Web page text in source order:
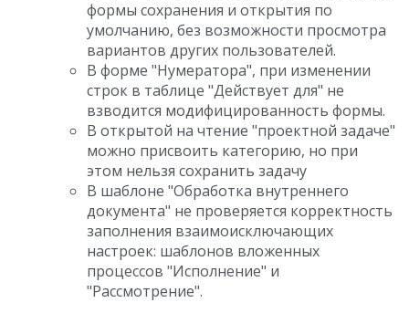
формы сохранения и открытия по
умолчанию, без возможности просмотра
вариантов других пользователей.
В форме "Нумератора", при изменении
строк в таблице "Действует для" не
взводится модифицированность формы.
В открытой на чтение "проектной задаче"
можно присвоить категорию, но при
этом нельзя сохранить задачу
В шаблоне "Обработка внутреннего
документа" не проверяется корректность
заполнения взаимоисключающих
настроек: шаблонов вложенных
процессов "Исполнение" и
"Рассмотрение".